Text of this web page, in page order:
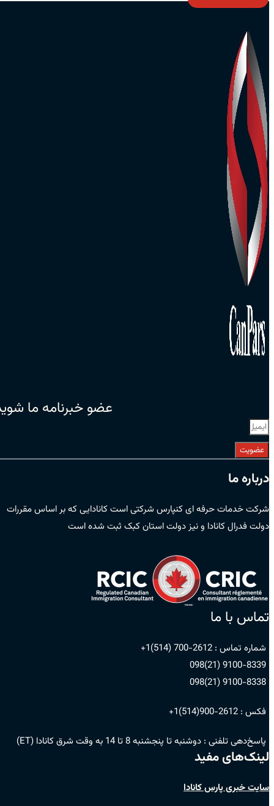
عضو خبرنامه ما شوید
عضویت
درباره ما
شرکت خدمات حرفه ای کنپارس شرکتی است کانادایی که بر اساس مقررات
دولت فدرال کانادا و نیز دولت استان کبک ثبت شده است
تماس با ما
شماره تماس : 2612-700 (514)1+
9100-8339 (21)098
9100-8338 (21)098
فکس : 2612-900(514)1+
پاسخ‌دهی تلفنی : دوشنبه تا پنجشنبه 8 تا 14 به وقت شرق کانادا (ET)
لینک‌های مفید
سایت خبری پارس کانادا